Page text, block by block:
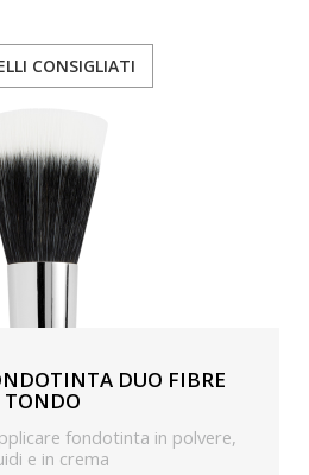
CONSIGLIATI
DUO FIBRE
TONDO
fondotinta in polvere,
e in crema